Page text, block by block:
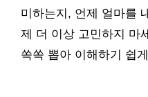
미하는지, 언제 얼마를
제 더 이상 고민하지 마
쏙쏙 뽑아 이해하기 쉽